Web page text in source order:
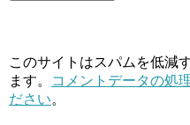
このサイトはスパムを低減
ます。
コメントデータの処
ださい。